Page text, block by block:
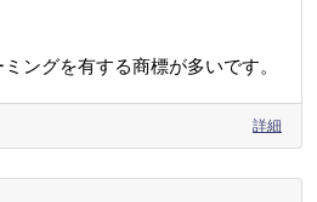
ングを有する商標が多いです。
詳細